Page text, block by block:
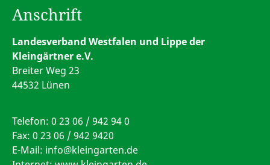
Anschrift
Landesverband Westfalen und Lippe der
Kleingärtner e.V.
Breiter Weg 23
44532 Lünen
Telefon: 0 23 06 / 942 94 0
Fax: 0 23 06 / 942 9420
E-Mail: info@kleingarten.de